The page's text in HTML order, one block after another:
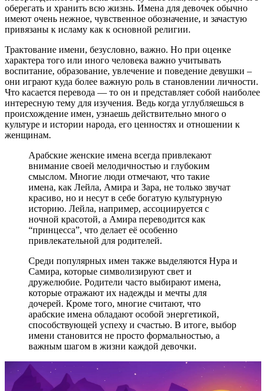
оберегать и хранить всю жизнь. Имена для девочек обычно
имеют очень нежное, чувственное обозначение, и зачастую
привязаны к исламу как к основной религии.
Трактование имени, безусловно, важно. Но при оценке
характера того или иного человека важно учитывать
воспитание, образование, увлечение и поведение девушки –
они играют куда более важную роль в становлении личности.
Что касается перевода — то он и представляет собой наиболее
интересную тему для изучения. Ведь когда углубляешься в
происхождение имен, узнаешь действительно много о
культуре и истории народа, его ценностях и отношении к
женщинам.
Арабские женские имена всегда привлекают
внимание своей мелодичностью и глубоким
смыслом. Многие люди отмечают, что такие
имена, как Лейла, Амира и Зара, не только звучат
красиво, но и несут в себе богатую культурную
историю. Лейла, например, ассоциируется с
ночной красотой, а Амира переводится как
“принцесса”, что делает её особенно
привлекательной для родителей.
Среди популярных имен также выделяются Нура и
Самира, которые символизируют свет и
дружелюбие. Родители часто выбирают имена,
которые отражают их надежды и мечты для
дочерей. Кроме того, многие считают, что
арабские имена обладают особой энергетикой,
способствующей успеху и счастью. В итоге, выбор
имени становится не просто формальностью, а
важным шагом в жизни каждой девочки.